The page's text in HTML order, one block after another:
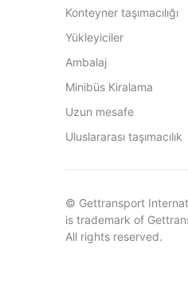
Konteyner taşımacılığı
Yükleyiciler
Ambalaj
Minibüs Kiralama
Uzun mesafe
Uluslararası taşımacılık
© Gettransport
is trademark of
All rights reserved.